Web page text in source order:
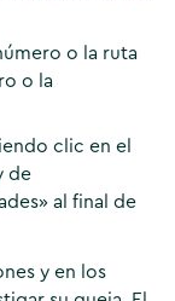
o la ruta
o la
clic en el
de
al final de
y en los